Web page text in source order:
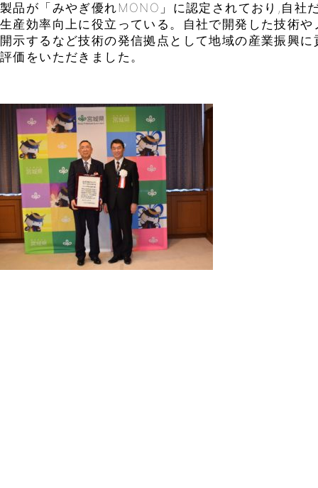
製品が「みやぎ優れMONO」に認定されており,自社
生産効率向上に役立っている。自社で開発した技術
開示するなど技術の発信拠点として地域の産業振興
評価をいただきました。